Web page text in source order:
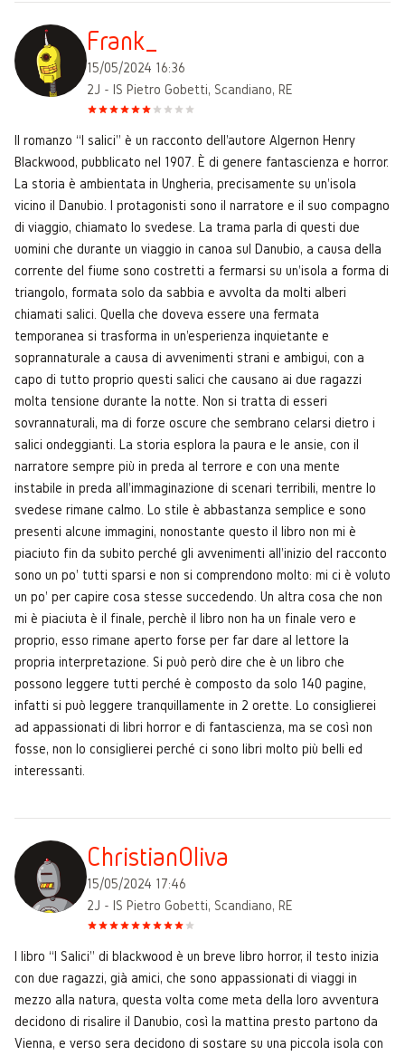
Frank_
15/05/2024 16:36
2J - IS Pietro Gobetti, Scandiano, RE
Il romanzo “I salici” è un racconto dell'autore Algernon Henry
Blackwood, pubblicato nel 1907. È di genere fantascienza e horror.
La storia è ambientata in Ungheria, precisamente su un'isola
vicino il Danubio. I protagonisti sono il narratore e il suo compagno
di viaggio, chiamato lo svedese. La trama parla di questi due
uomini che durante un viaggio in canoa sul Danubio, a causa della
corrente del fiume sono costretti a fermarsi su un'isola a forma di
triangolo, formata solo da sabbia e avvolta da molti alberi
chiamati salici. Quella che doveva essere una fermata
temporanea si trasforma in un'esperienza inquietante e
soprannaturale a causa di avvenimenti strani e ambigui, con a
capo di tutto proprio questi salici che causano ai due ragazzi
molta tensione durante la notte. Non si tratta di esseri
sovrannaturali, ma di forze oscure che sembrano celarsi dietro i
salici ondeggianti. La storia esplora la paura e le ansie, con il
narratore sempre più in preda al terrore e con una mente
instabile in preda all'immaginazione di scenari terribili, mentre lo
svedese rimane calmo. Lo stile è abbastanza semplice e sono
presenti alcune immagini, nonostante questo il libro non mi è
piaciuto fin da subito perché gli avvenimenti all'inizio del racconto
sono un po' tutti sparsi e non si comprendono molto: mi ci è voluto
un po' per capire cosa stesse succedendo. Un altra cosa che non
mi è piaciuta è il finale, perchè il libro non ha un finale vero e
proprio, esso rimane aperto forse per far dare al lettore la
propria interpretazione. Si può però dire che è un libro che
possono leggere tutti perché è composto da solo 140 pagine,
infatti si può leggere tranquillamente in 2 orette. Lo consiglierei
ad appassionati di libri horror e di fantascienza, ma se così non
fosse, non lo consiglierei perché ci sono libri molto più belli ed
interessanti.
ChristianOliva
15/05/2024 17:46
2J - IS Pietro Gobetti, Scandiano, RE
I libro “I Salici” di blackwood è un breve libro horror, il testo inizia
con due ragazzi, già amici, che sono appassionati di viaggi in
mezzo alla natura, questa volta come meta della loro avventura
decidono di risalire il Danubio, così la mattina presto partono da
Vienna, e verso sera decidono di sostare su una piccola isola con